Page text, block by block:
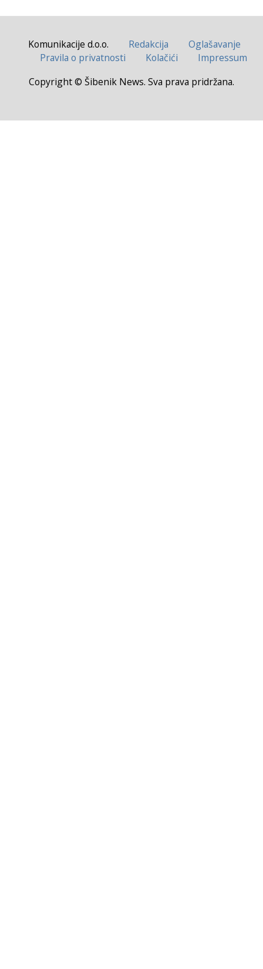
Komunikacije d.o.o. Redakcija
Oglašavanje
Pravila o privatnosti
Kolačići
Impressum
Copyright © Šibenik News. Sva prava pridržana.